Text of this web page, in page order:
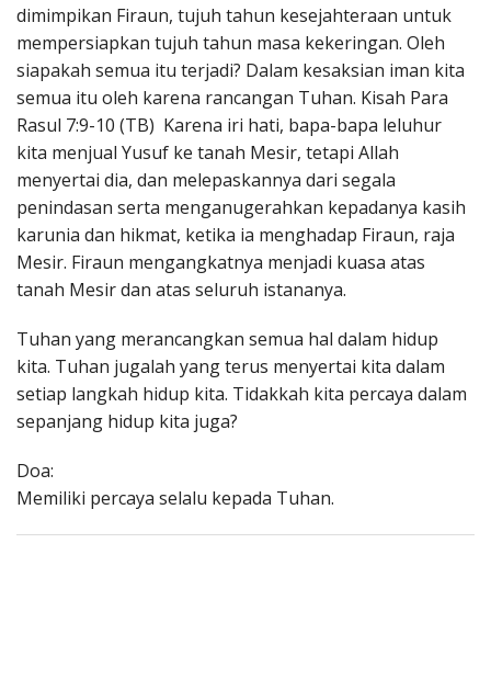
dimimpikan Firaun, tujuh tahun kesejahteraan untuk
mempersiapkan tujuh tahun masa kekeringan. Oleh
siapakah semua itu terjadi? Dalam kesaksian iman kita
semua itu oleh karena rancangan Tuhan. Kisah Para
Rasul 7:9-10 (TB) Karena iri hati, bapa-bapa leluhur
kita menjual Yusuf ke tanah Mesir, tetapi Allah
menyertai dia, dan melepaskannya dari segala
penindasan serta menganugerahkan kepadanya kasih
karunia dan hikmat, ketika ia menghadap Firaun, raja
Mesir. Firaun mengangkatnya menjadi kuasa atas
tanah Mesir dan atas seluruh istananya.
Tuhan yang merancangkan semua hal dalam hidup
kita. Tuhan jugalah yang terus menyertai kita dalam
setiap langkah hidup kita. Tidakkah kita percaya dalam
sepanjang hidup kita juga?
Doa:
Memiliki percaya selalu kepada Tuhan.